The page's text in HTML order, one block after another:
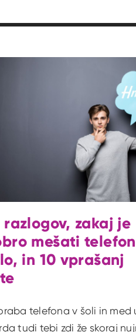
razlogov, zakaj je
mešati
in 10 vprašanj
telefona v šoli in med
tudi tebi zdi že skoraj